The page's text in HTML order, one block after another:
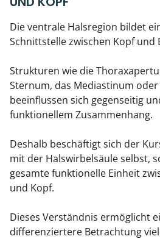
Die ventrale Halsregion bildet
Schnittstelle zwischen Kopf und
Strukturen wie die
Sternum, das Mediastinum
beeinflussen sich gegenseitig
funktionellem Zusammenhang.
Deshalb beschäftigt sich der
mit der Halswirbelsäule selbst,
gesamte funktionelle Einheit
und Kopf.
Dieses Verständnis ermöglicht
differenziertere Betrachtung